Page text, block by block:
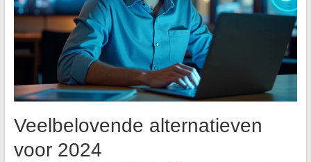
Veelbelovende alternatieven
voor 2024